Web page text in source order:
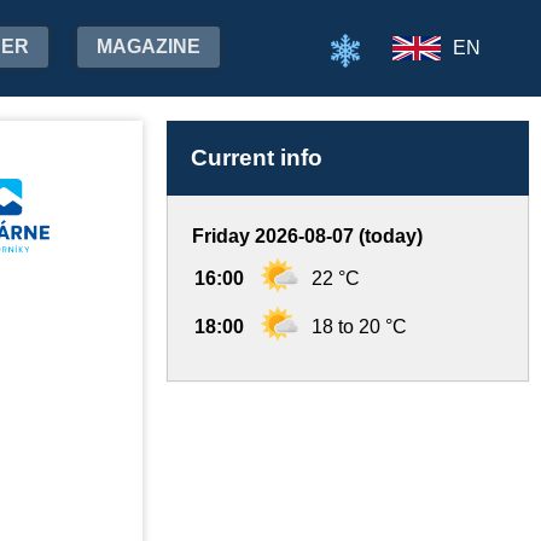
MAGAZINE EN
Current info
Friday 2026-08-07 (today)
16:00 22 °C
18:00 18 to 20 °C